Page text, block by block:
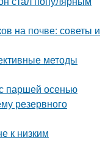
на почве: советы и
методы
паршей осенью
резервного
к низким